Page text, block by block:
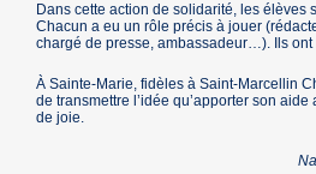
Dans cette action de solidarité, les élèves
Chacun a eu un rôle précis à jouer
chargé de presse, ambassadeur…). Ils ont
À Sainte-Marie, fidèles à Saint-Marcellin
de transmettre l’idée qu’apporter son
de joie.